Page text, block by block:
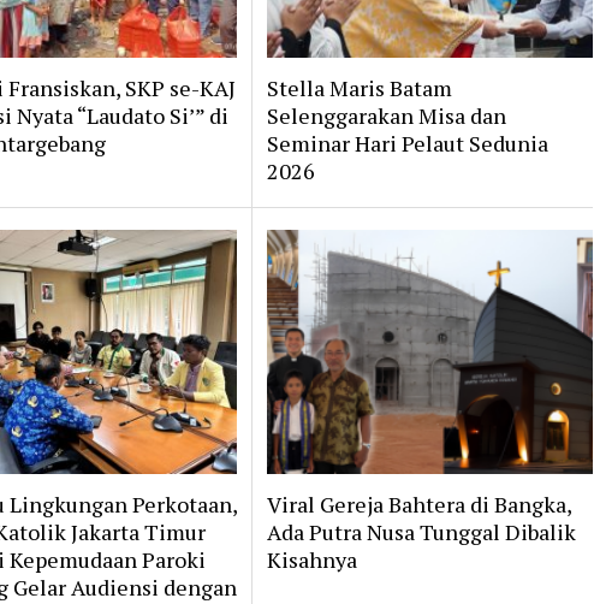
SKP se-KAJ
Nyata “Laudato Si’” di
Stella Maris Batam
Selenggarakan Misa dan
Seminar Hari Pelaut Sedunia
2026
Lingkungan Perkotaan,
Jakarta Timur
Kepemudaan Paroki
Gelar Audiensi dengan
Viral Gereja Bahtera di Bangka,
Ada Putra Nusa Tunggal Dibalik
Kisahnya